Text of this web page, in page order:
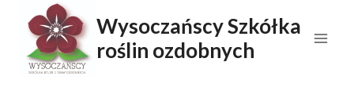
treści
Wysoczańscy Szkółka
roślin ozdobnych